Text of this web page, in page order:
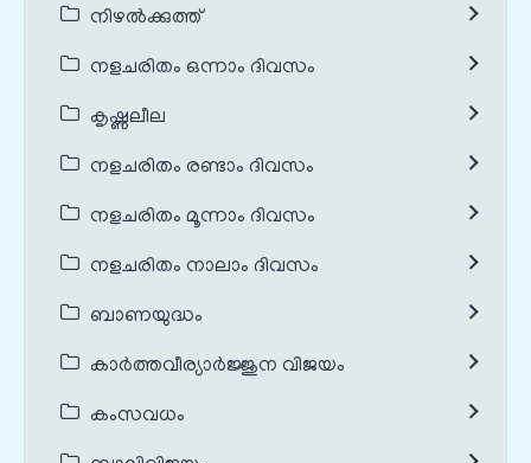
നിഴൽക്കുത്ത്
നളചരിതം ഒന്നാം ദിവസം
കൃഷ്ണലീല
നളചരിതം രണ്ടാം ദിവസം
നളചരിതം മൂന്നാം ദിവസം
നളചരിതം നാലാം ദിവസം
ബാണയുദ്ധം
കാർത്തവീര്യാർജ്ജുന വിജയം
കംസവധം